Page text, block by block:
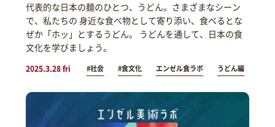
代表的な日本の麺のひとつ、うどん。さまざまなシーン
で、私たちの 身近な食べ物として寄り添い、食べるとな
ぜか「ホッ」とするうどん。 うどんを通して、日本の食
文化を学びましょう。
2025.3.28 fri #社会 #食文化 エンゼル食ラボ うどん編